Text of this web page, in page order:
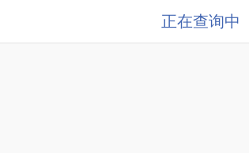
正在查询中